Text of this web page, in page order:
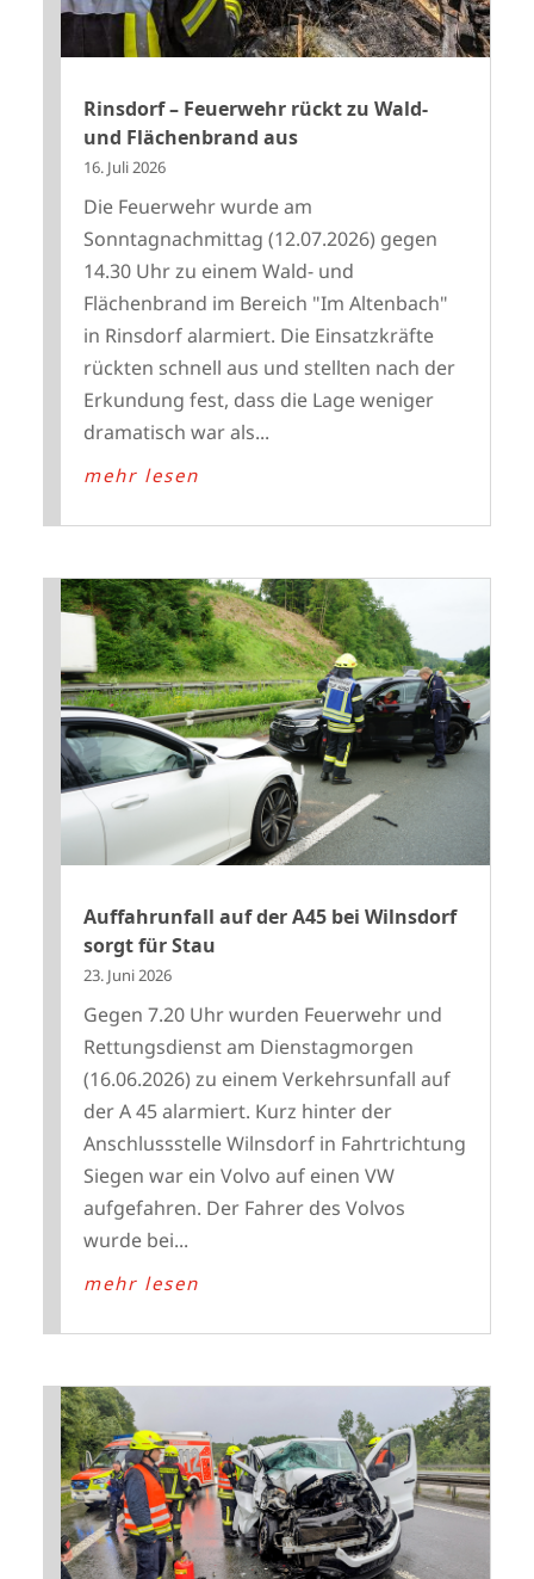
Rinsdorf – Feuerwehr rückt zu Wald-
und Flächenbrand aus
16. Juli 2026
Die Feuerwehr wurde am
Sonntagnachmittag (12.07.2026) gegen
14.30 Uhr zu einem Wald- und
Flächenbrand im Bereich "Im Altenbach"
in Rinsdorf alarmiert. Die Einsatzkräfte
rückten schnell aus und stellten nach der
Erkundung fest, dass die Lage weniger
dramatisch war als...
mehr lesen
Auffahrunfall auf der A45 bei Wilnsdorf
sorgt für Stau
23. Juni 2026
Gegen 7.20 Uhr wurden Feuerwehr und
Rettungsdienst am Dienstagmorgen
(16.06.2026) zu einem Verkehrsunfall auf
der A 45 alarmiert. Kurz hinter der
Anschlussstelle Wilnsdorf in Fahrtrichtung
Siegen war ein Volvo auf einen VW
aufgefahren. Der Fahrer des Volvos
wurde bei...
mehr lesen